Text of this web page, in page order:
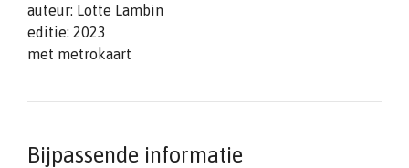
auteur: Lotte Lambin
editie: 2023
met metrokaart
Bijpassende informatie